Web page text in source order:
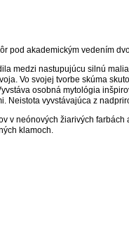
pod akademickým vedením
medzi nastupujúcu silnú
Vo svojej tvorbe skúma
osobná mytológia
Neistota vyvstávajúca z
v neónových žiarivých
klamoch.